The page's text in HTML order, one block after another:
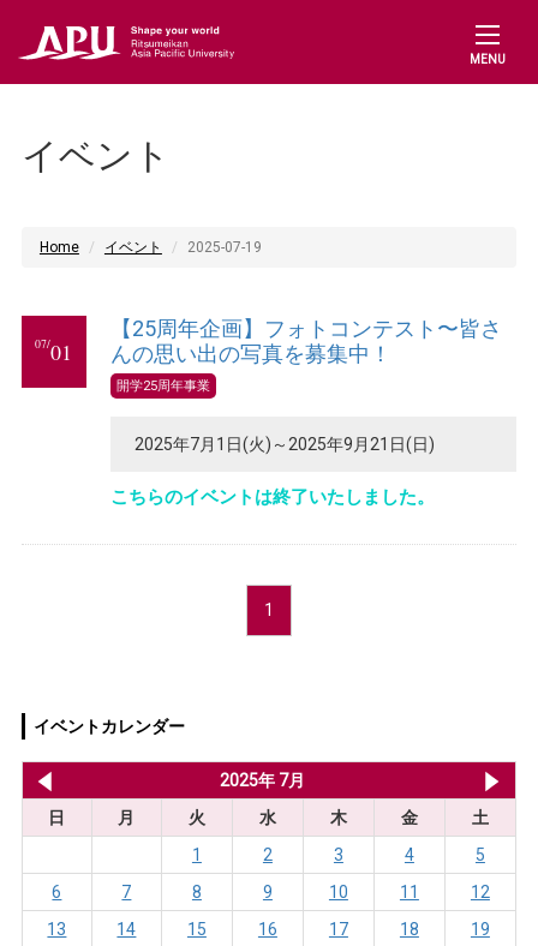
MENU
イベント
Home イベント 2025-07-19
07/01
【25周年企画】フォトコンテスト〜皆さ
んの思い出の写真を募集中！
開学25周年事業
2025年7月1日(火)～2025年9月21日(日)
こちらのイベントは終了いたしました。
1
イベントカレンダー
2025年 7月
日
月 火 水 木 金
土
1
2 3 4
5
6
7 8 9 10 11
12
13
14 15 16 17 18
19